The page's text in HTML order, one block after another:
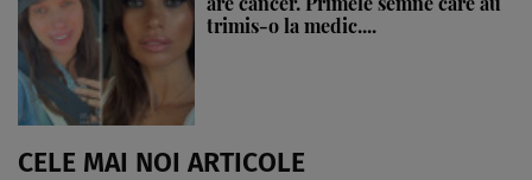
trimis-o la medic....
CELE MAI NOI ARTICOLE